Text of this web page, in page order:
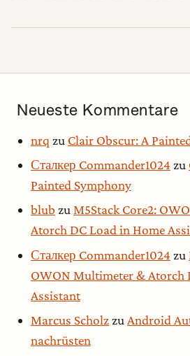
Neueste Kommentare
nrq zu Clair Obscur: A
Сталкер Commander1024 zu
Painted Symphony
blub zuM5Stack Core2:
Atorch DC Load in Home
Сталкер Commander1024 zu
OWON Multimeter & Atorch
Assistant
Marcus Scholzzu Android
nachrüsten